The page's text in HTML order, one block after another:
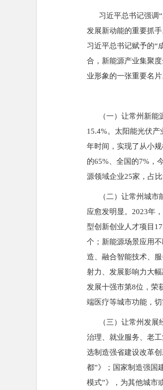
习近平总书记强调“
发展新动能的重要抓
习近平总书记赋予的“
合，新能源产业集聚
业形象的一张重要名片
（一）让常州新能源
15.4%。太阳能光伏
年时间，实现了从小
的65%、全国的7%，
源领域企业25家，占
（二）让常州城市能
应愈发明显。2023年
型创新创业人才项目
个；新能源场景应用
造、融合智能技术、
射力、发展影响力大
发展十强市第8位，荣
端医疗等城市功能，
（三）让常州发展经
治理、就业服务、老
选制造强省建设改革
都”》；国家制造强国
模式”》，为其他城市